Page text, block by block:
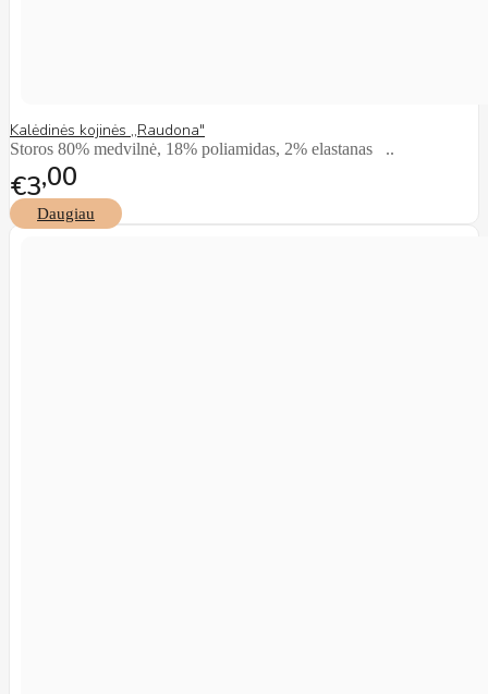
Kalėdinės kojinės ,,Raudona"
Storos 80% medvilnė, 18% poliamidas, 2% elastanas ..
€3 00
Daugiau